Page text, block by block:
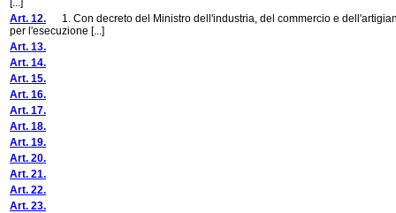
[...]
Art. 12. 1. Con decreto del Ministro dell'industria, del commercio e
per l'esecuzione [...]
Art. 13.
Art. 14.
Art. 15.
Art. 16.
Art. 17.
Art. 18.
Art. 19.
Art. 20.
Art. 21.
Art. 22.
Art. 23.